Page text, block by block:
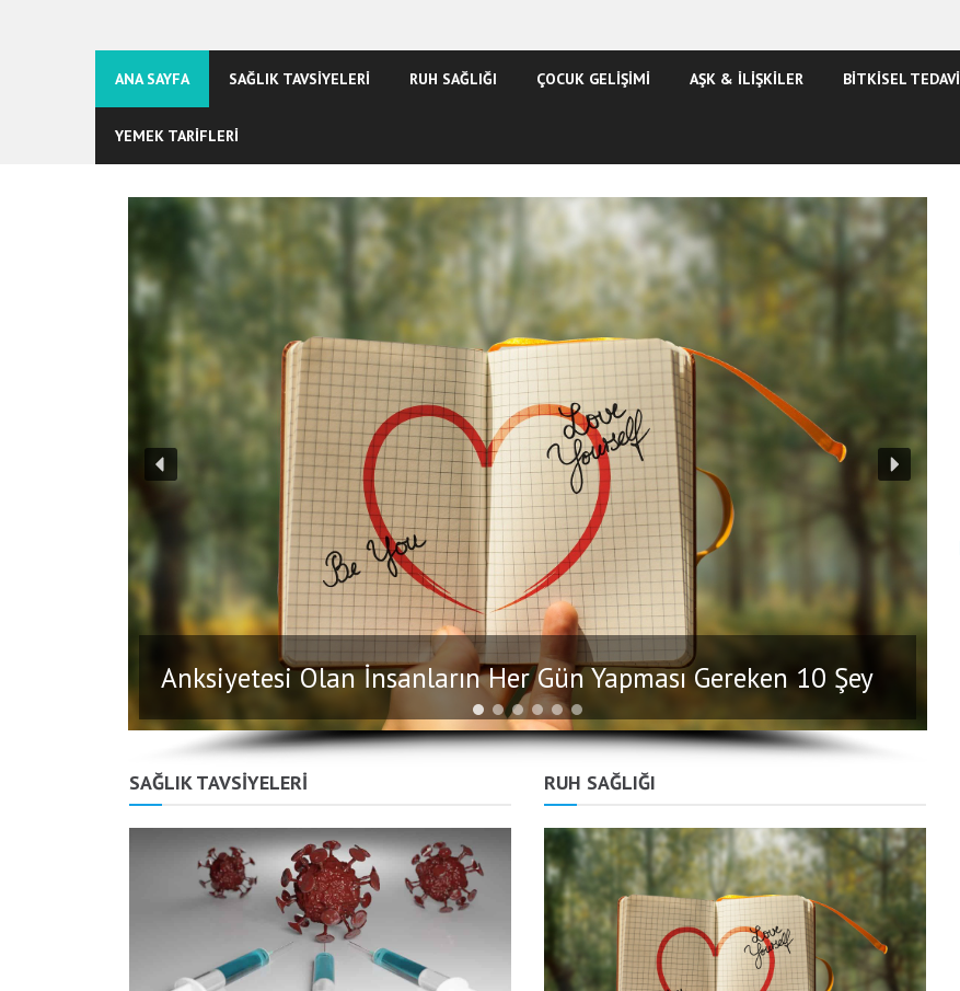
ANA SAYFA SAĞLIK TAVSİYELERİ RUH SAĞLIĞI ÇOCUK GELİŞİMİ AŞK & İLİŞKİLER BİTKİSEL TEDAVİ
YEMEK TARİFLERİ
Anksiyetesi Olan İnsanların Her Gün Yapması Gereken 10 Şey
SAĞLIK TAVSİYELERİ RUH SAĞLIĞI